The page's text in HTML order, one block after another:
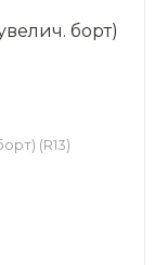
борт)
(R13)